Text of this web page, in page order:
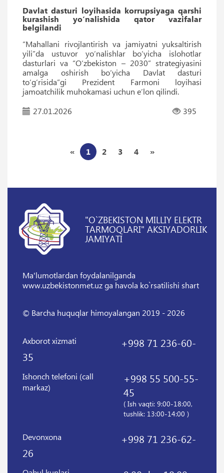
Davlat dasturi loyihasida korrupsiyaga qarshi
kurashish yo‘nalishida qator vazifalar
belgilandi
“Mahallani rivojlantirish va jamiyatni yuksaltirish
yili”da ustuvor yo‘nalishlar bo‘yicha islohotlar
dasturlari va “O‘zbekiston – 2030” strategiyasini
amalga oshirish bo‘yicha Davlat dasturi
to‘g‘risida”gi Prezident Farmoni loyihasi
jamoatchilik muhokamasi uchun eʼlon qilindi.
27.01.2026
395
« 1 2 3 4 »
"O`ZBEKISTON MILLIY ELEKTR
TARMOQLARI" AKSIYADORLIK
JAMIYATI
Ma'lumotlardan foydalanilganda
www.uzbekistonmet.uz ga havola ko`rsatilishi shart
© Barcha huquqlar himoyalangan 2019 - 2026
Axborot xizmati
+998 71 236-60-
35
Ishonch telefoni (call
markaz)
+998 55 500-55-
45
( Ish vaqti: 9:00-18:00,
tushlik: 13:00-14:00 )
Devonxona
+998 71 236-62-
26